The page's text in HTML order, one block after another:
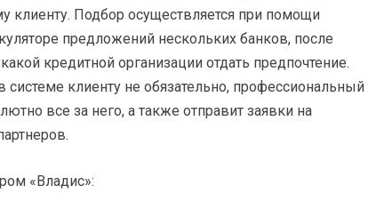
клиенту. Подбор осуществляется при помощи
предложений нескольких банков, после
кредитной организации отдать предпочтение.
клиенту не обязательно, профессиональный
все за него, а также отправит заявки на
«Владис»: